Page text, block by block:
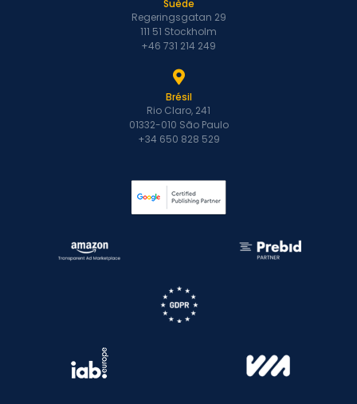
Suède
Regeringsgatan 29
111 51 Stockholm
+46 731 214 249
Brésil
Rio Claro, 241
01332-010 São Paulo
+34 650 828 529